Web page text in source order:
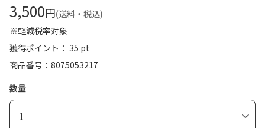
3,500円(送料・税込)
※軽減税率対象
獲得ポイント： 35 pt
商品番号
8075053217
数量
1